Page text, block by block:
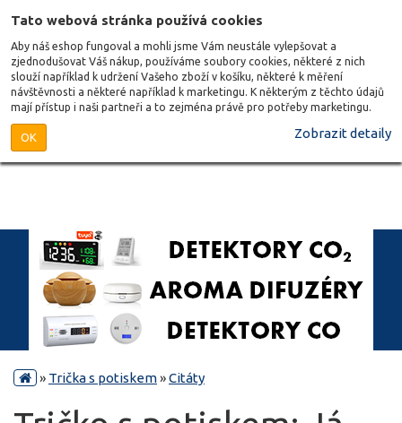
Tato webová stránka používá cookies
Aby náš eshop fungoval a mohli jsme Vám neustále vylepšovat a
zjednodušovat Váš nákup, používáme soubory cookies, některé z nich
slouží například k udržení Vašeho zboží v košíku, některé k měření
návštěvnosti a některé například k marketingu. K některým z těchto údajů
mají přístup i naši partneři a to zejména právě pro potřeby marketingu.
OK Zobrazit detaily
» Trička s potiskem»Citáty